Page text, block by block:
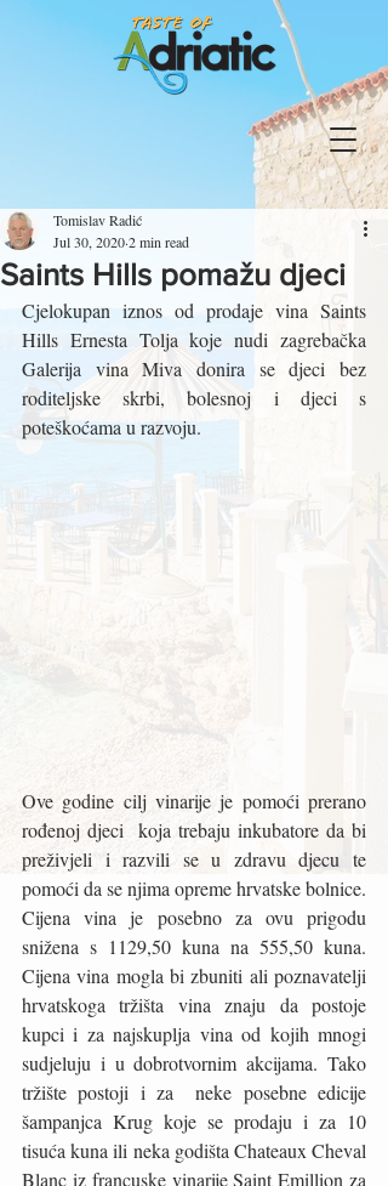
Saints Hills pomažu djeci
Tomislav Radić
Jul 30, 20202 min read
Cjelokupan iznos od prodaje vina Saints
Hills Ernesta Tolja koje nudi zagrebačka
Galerija vina Miva donira se djeci bez
roditeljske skrbi, bolesnoj i djeci s
poteškoćama u razvoju.
Ove godine cilj vinarije je pomoći prerano
rođenoj djeci  koja trebaju inkubatore da bi
preživjeli i razvili se u zdravu djecu te
pomoći da se njima opreme hrvatske bolnice.
Cijena vina je posebno za ovu prigodu
snižena s 1129,50 kuna na 555,50 kuna.
Cijena vina mogla bi zbuniti ali poznavatelji
hrvatskoga tržišta vina znaju da postoje
kupci i za najskuplja vina od kojih mnogi
sudjeluju i u dobrotvornim akcijama. Tako
tržište postoji i za  neke posebne edicije
šampanjca Krug koje se prodaju i za 10
tisuća kuna ili neka godišta Chateaux Cheval
Blanc iz francuske vinarije Saint Emillion za